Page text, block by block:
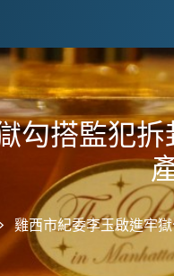
勾搭監犯
雞西市紀委李玉啟進牢